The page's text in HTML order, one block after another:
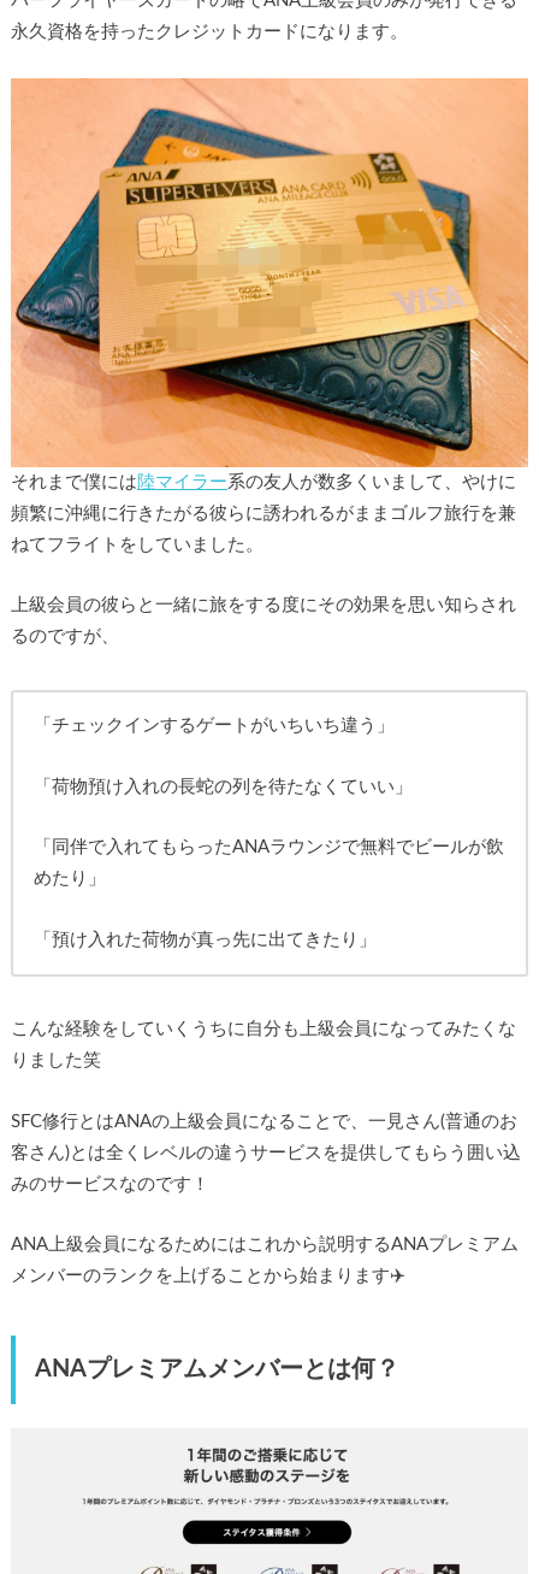
永久資格を持ったクレジットカードになります。
それまで僕には 陸マイラー系の友人が数多くいまして、やけに
頻繁に沖縄に行きたがる彼らに誘われるがままゴルフ旅行を兼
ねてフライトをしていました。
上級会員の彼らと一緒に旅をする度にその効果を思い知らされ
るのですが、
「チェックインするゲートがいちいち違う」
「荷物預け入れの長蛇の列を待たなくていい」
「同伴で入れてもらったANAラウンジで無料でビールが飲
めたり」
「預け入れた荷物が真っ先に出てきたり」
こんな経験をしていくうちに自分も上級会員になってみたくな
りました笑
SFC修行とはANAの上級会員になることで、一見さん(普通のお
客さん)とは全くレベルの違うサービスを提供してもらう囲い込
みのサービスなのです！
ANA上級会員になるためにはこれから説明するANAプレミアム
メンバーのランクを上げることから始まります✈️
ANAプレミアムメンバーとは何？